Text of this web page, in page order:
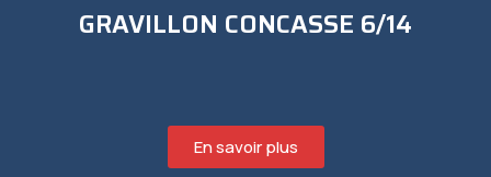
GRAVILLON CONCASSE 6/14
En savoir plus